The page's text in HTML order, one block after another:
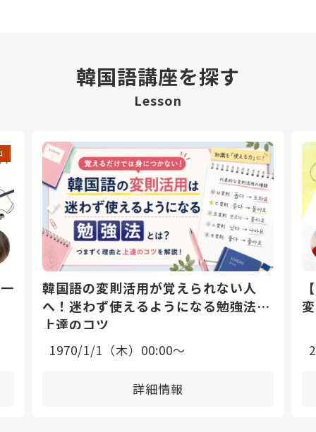
韓国語講座を探す
Lesson
韓国語の変則活用が覚えられない人
へ！迷わず使えるようになる勉強法と
上達のコツ
1970/1/1（木）00:00〜
詳細情報